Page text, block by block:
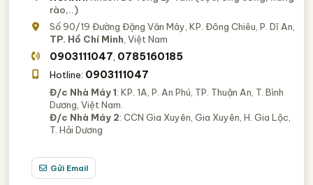
rào,..)
Số 90/19 Đường Đặng Văn Mây, KP. Đông Chiêu, P. Dĩ An,
TP. Hồ Chí Minh , Việt Nam
0903111047 0785160185
Hotline: 0903111047
Đ/c Nhà Máy 1: KP. 1A, P. An Phú, TP. Thuận An, T. Bình
Dương, Việt Nam.
Đ/c Nhà Máy 2: CCN Gia Xuyên, Gia Xuyên, H. Gia Lộc,
T. Hải Dương
Gửi Email